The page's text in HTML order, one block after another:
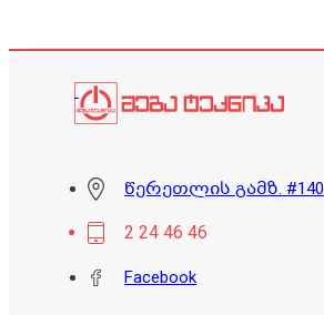
წერეთლის გამზ. #140
2 24 46 46
Facebook